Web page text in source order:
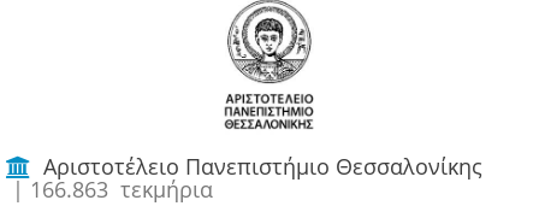
Αριστοτέλειο Πανεπιστήμιο Θεσσαλονίκης
| 166.863 τεκμήρια